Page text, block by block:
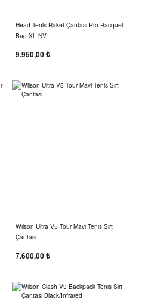
Head Tenis Raket Çantası Pro Racquet
Bag XL NV
9.950,00 ₺
Wilson Ultra V5 Tour Mavi Tenis Sırt
Çantası
7.600,00 ₺